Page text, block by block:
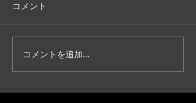
コメント
コメントを追加…